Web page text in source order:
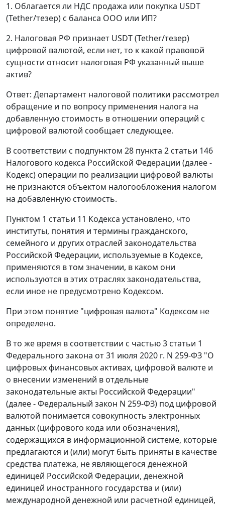
1. Облагается ли НДС продажа или покупка USDT
(Tether/тезер) с баланса ООО или ИП?
2. Налоговая РФ признает USDT (Tether/тезер)
цифровой валютой, если нет, то к какой правовой
сущности относит налоговая РФ указанный выше
актив?
Ответ: Департамент налоговой политики рассмотрел
обращение и по вопросу применения налога на
добавленную стоимость в отношении операций с
цифровой валютой сообщает следующее.
В соответствии с подпунктом 28 пункта 2 статьи 146
Налогового кодекса Российской Федерации (далее -
Кодекс) операции по реализации цифровой валюты
не признаются объектом налогообложения налогом
на добавленную стоимость.
Пунктом 1 статьи 11 Кодекса установлено, что
институты, понятия и термины гражданского,
семейного и других отраслей законодательства
Российской Федерации, используемые в Кодексе,
применяются в том значении, в каком они
используются в этих отраслях законодательства,
если иное не предусмотрено Кодексом.
При этом понятие "цифровая валюта" Кодексом не
определено.
В то же время в соответствии с частью 3 статьи 1
Федерального закона от 31 июля 2020 г. N 259-ФЗ "О
цифровых финансовых активах, цифровой валюте и
о внесении изменений в отдельные
законодательные акты Российской Федерации"
(далее - Федеральный закон N 259-ФЗ) под цифровой
валютой понимается совокупность электронных
данных (цифрового кода или обозначения),
содержащихся в информационной системе, которые
предлагаются и (или) могут быть приняты в качестве
средства платежа, не являющегося денежной
единицей Российской Федерации, денежной
единицей иностранного государства и (или)
международной денежной или расчетной единицей,